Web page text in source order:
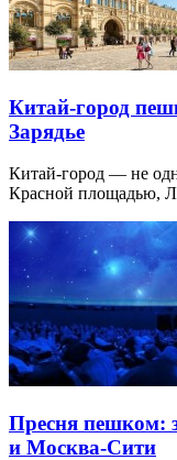
Китай-город
Зарядье
Китай-город — не
Красной площадью,
Пресня пешком:
и Москва-Сити